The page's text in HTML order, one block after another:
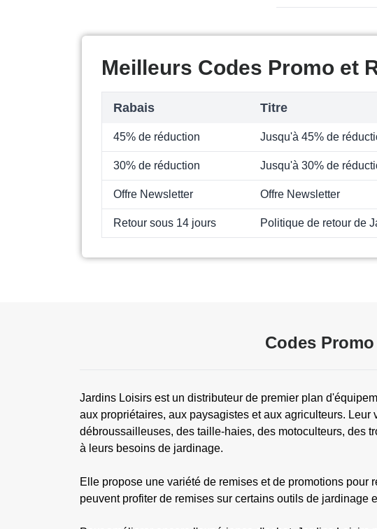
Meilleurs Codes Promo et
Rabais Titre
45% de réduction Jusqu'à 45% de
30% de réduction Jusqu'à 30% de
Offre Newsletter Offre Newsletter
Retour sous 14 jours Politique de retour de
Codes
Jardins Loisirs est un distributeur de premier plan
aux propriétaires, aux paysagistes et aux agriculteurs.
débroussailleuses, des taille-haies, des motoculteurs, des
à leurs besoins de jardinage.
Elle propose une variété de remises et de promotions
peuvent profiter de remises sur certains outils de jardinage